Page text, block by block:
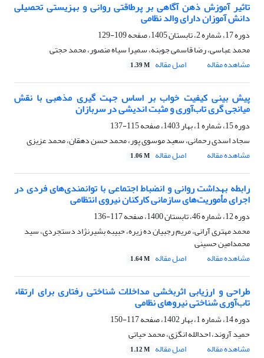
تاثیر آموزش ذهن آگاهی بر پرطاقتی روانی و بهزیستی تحصیلی
دانش آموزان دارای والد نظامی
دوره 17، شماره 2، تابستان 1405، صفحه
109-129
محمد عباسی، رضا قاسمی جوبنه، سمیرا سیاه منصور، محمد حجتی
مشاهده مقاله
اصل مقاله 1.39 M
پیش بینی کیفیت خواب بر اساس جهت گیری مذهبی با نقش
میانجی گری تاب‌آوری و مثبت اندیشی در سربازان
دوره 15، شماره 1، بهار 1403، صفحه
115-137
سجاد اسدی رحمانی، سعید موسوی پور، محمد حسن دهقان، محمد عزیزی
مشاهده مقاله
اصل مقاله 1.06 M
رابطه بهداشت روانی و انضباط اجتماعی با توانمندی‌های فردی در
اجرای مأموریت‌های سازمانی کارکنان نیروی انتظامی
دوره 12، شماره 46، تابستان 1400، صفحه
117-136
محمد مهتری آرانی، مریم رجبیان ده زیره، حبیبه بشیرنژاد دستجردی، سید
محمدامین حسینی
مشاهده مقاله
اصل مقاله 1.64 M
طراحی و ارزیابی اثربخشی مداخلات شناختی رفتاری برای ارتقاء
تاب‌آوری شناختی نیروهای نظامی
دوره 14، شماره 1، بهار 1402، صفحه
117-150
حمید آروند، احدالله انگزی، محمد حیاتی
مشاهده مقاله
اصل مقاله 1.12 M